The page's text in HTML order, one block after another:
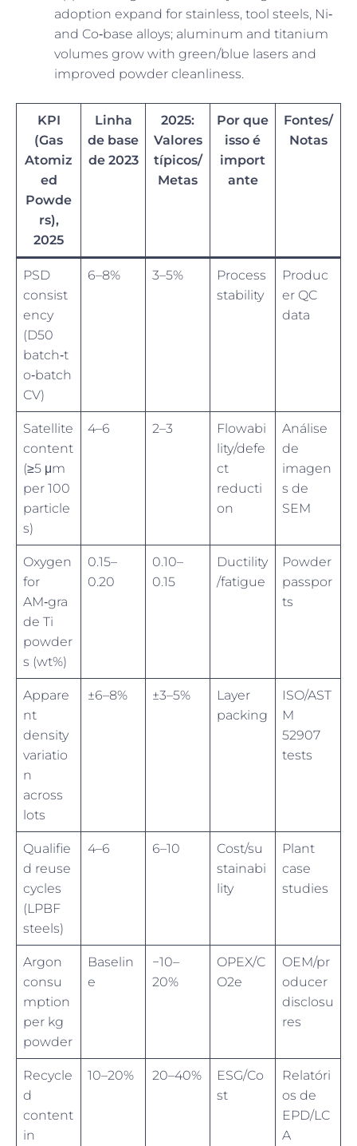
adoption expand for stainless, tool steels, Ni‑
and Co‑base alloys; aluminum and titanium
volumes grow with green/blue lasers and
improved powder cleanliness.
KPI
(Gas
Atomiz
ed
Powde
rs),
2025
Linha
de base
de 2023
2025:
Valores
típicos/
Metas
Por que
isso é
import
ante
Fontes/
Notas
PSD
consist
ency
(D50
batch‑t
o‑batch
CV)
6–8% 3–5%
Process
stability
Produc
er QC
data
Satellite
content
(≥5 μm
per 100
particle
s)
4–6 2–3
Flowabi
lity/defe
ct
reducti
on
Análise
de
imagen
s de
SEM
Oxygen
for
AM‑gra
de Ti
powder
s (wt%)
0.15–
0.20
0.10–
0.15
Ductility
/fatigue
Powder
passpor
ts
Appare
nt
density
variatio
n
across
lots
±6–8% ±3–5%
Layer
packing
ISO/AST
M
52907
tests
Qualifie
d reuse
cycles
(LPBF
steels)
4–6 6–10
Cost/su
stainabi
lity
Plant
case
studies
Argon
consu
mption
per kg
powder
Baselin
e
−10–
20%
OPEX/C
O2e
OEM/pr
oducer
disclosu
res
Recycle
d
content
in
10–20% 20–40%
ESG/Co
st
Relatóri
os de
EPD/LC
A